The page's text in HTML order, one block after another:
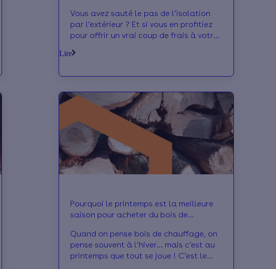
Vous avez sauté le pas de l’isolation
par l’extérieur ? Et si vous en profitiez
pour offrir un vrai coup de frais à votre
naturelles ou tons plus audacieux : on
2025 pour trouver LA couleur qui
donnera du style à votre maison
rénovée.
Lire
Pourquoi le printemps est la meilleure
saison pour acheter du bois de
Quand on pense bois de chauffage, on
pense souvent à l’hiver… mais c’est au
printemps que tout se joue ! C’est le